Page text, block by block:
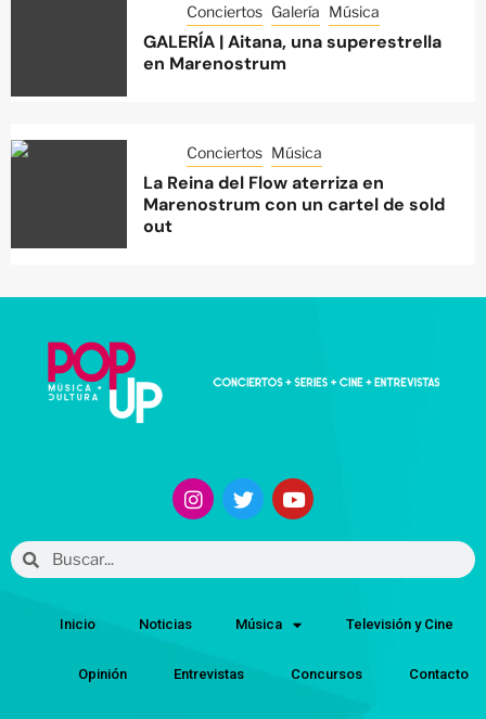
Conciertos Galería Música
GALERÍA | Aitana, una superestrella
en Marenostrum
Conciertos Música
La Reina del Flow aterriza en
Marenostrum con un cartel de sold
out
Inicio Noticias Música Televisión y Cine
Opinión Entrevistas Concursos Contacto